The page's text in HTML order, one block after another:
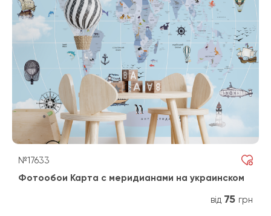
№17633
Фотообои Карта с меридианами на украинском
від 75 грн